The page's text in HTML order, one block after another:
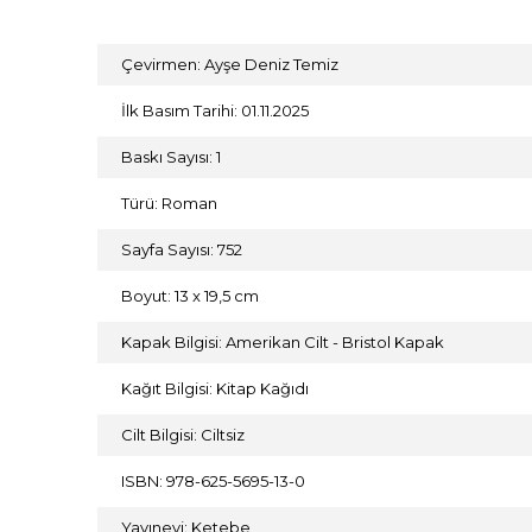
Çevirmen: Ayşe Deniz Temiz
İlk Basım Tarihi: 01.11.2025
Baskı Sayısı: 1
Türü: Roman
Sayfa Sayısı: 752
Boyut: 13 x 19,5 cm
Kapak Bilgisi: Amerikan Cilt - Bristol Kapak
Kağıt Bilgisi: Kitap Kağıdı
Cilt Bilgisi: Ciltsiz
ISBN: 978-625-5695-13-0
Yayınevi: Ketebe